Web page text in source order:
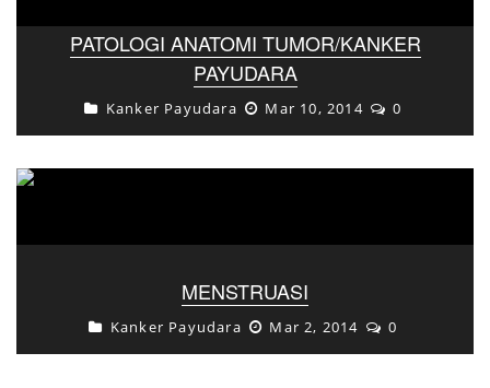
PATOLOGI ANATOMI TUMOR/KANKER
PAYUDARA
Kanker Payudara Mar 10, 2014 0
MENSTRUASI
Kanker Payudara Mar 2, 2014 0